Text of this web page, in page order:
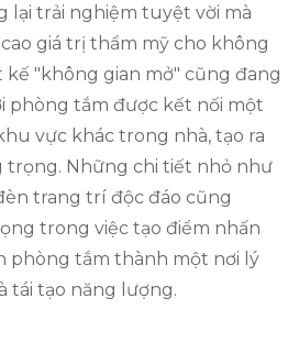
lại trải nghiệm tuyệt vời mà
giá trị thẩm mỹ cho không
kế "không gian mở" cũng đang
phòng tắm được kết nối một
vực khác trong nhà, tạo ra
trọng. Những chi tiết nhỏ như
trang trí độc đáo cũng
trong việc tạo điểm nhấn
phòng tắm thành một nơi lý
tái tạo năng lượng.